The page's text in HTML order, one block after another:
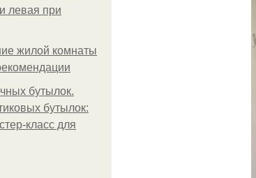
левая при
жилой комнаты
бутылок.
бутылок:
класс для